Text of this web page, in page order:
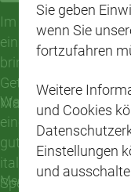
Im CAP-Markt
ein: Mit einem
bringt das Team
Getränke und
Markt.
Wer aktuell durch
einen Aufbau, der
gutes Essen macht.
italienischen Snacks,
Spezialitäten
Mediterrane
Sie geben
wenn Sie
fortzufahren
Weitere
und Cookies
Einstellungen
und